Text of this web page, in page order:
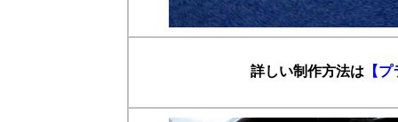
詳しい制作方法は 【